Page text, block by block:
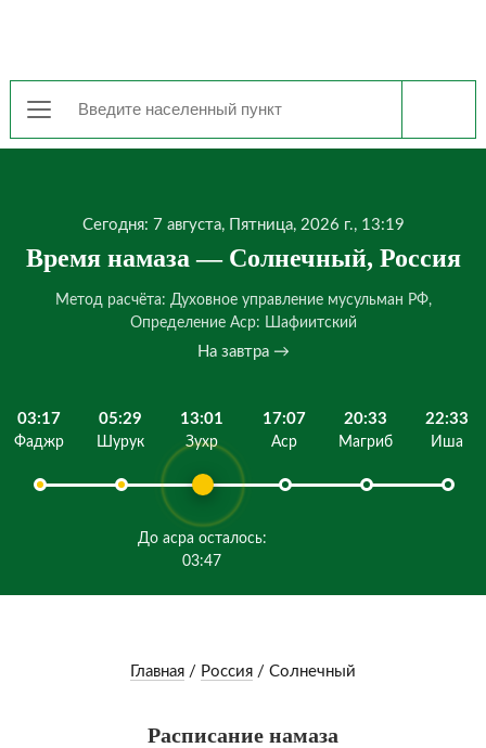
Сегодня: 7 августа, Пятница, 2026 г., 13:19
Время намаза — Солнечный, Россия
Метод расчёта: Духовное управление мусульман РФ,
Определение Аср: Шафиитский
На завтра →
03:17
Фаджр
05:29
Шурук
13:01
Зухр
До асра осталось:
03:47
17:07
Аср
20:33
Магриб
22:33
Иша
Главная / Россия / Солнечный
Расписание намаза